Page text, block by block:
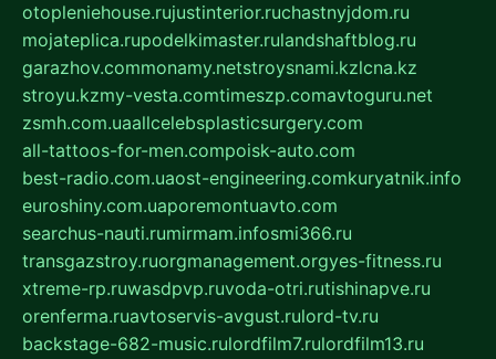
otopleniehouse.rujustinterior.ruchastnyjdom.ru
mojateplica.rupodelkimaster.rulandshaftblog.ru
garazhov.commonamy.netstroysnami.kzlcna.kz
stroyu.kzmy-vesta.comtimeszp.comavtoguru.net
zsmh.com.uaallcelebsplasticsurgery.com
all-tattoos-for-men.compoisk-auto.com
best-radio.com.uaost-engineering.comkuryatnik.info
euroshiny.com.uaporemontuavto.com
searchus-nauti.rumirmam.infosmi366.ru
transgazstroy.ruorgmanagement.orgyes-fitness.ru
xtreme-rp.ruwasdpvp.ruvoda-otri.rutishinapve.ru
orenferma.ruavtoservis-avgust.rulord-tv.ru
backstage-682-music.rulordfilm7.rulordfilm13.ru